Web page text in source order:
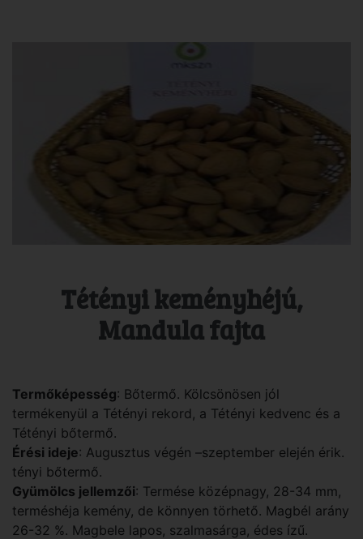
Tétényi keményhéjú,
Mandula fajta
Termőképesség: Bőtermő. Kölcsönösen jól
termékenyül a Tétényi rekord, a Tétényi kedvenc és a
Tétényi bőtermő.
Érési ideje: Augusztus végén –szeptember elején érik.
tényi bőtermő.
Gyümölcs jellemzői: Termése középnagy, 28-34 mm,
terméshéja kemény, de könnyen törhető. Magbél arány
26-32 %. Magbele lapos, szalmasárga, édes ízű.